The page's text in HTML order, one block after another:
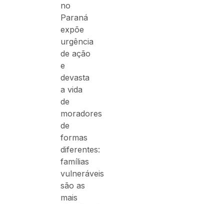
no
Paraná
expõe
urgência
de ação
e
devasta
a vida
de
moradores
de
formas
diferentes:
famílias
vulneráveis
são as
mais